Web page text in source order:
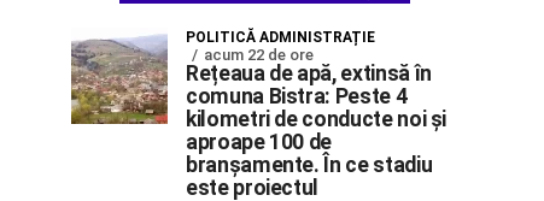
POLITICĂ ADMINISTRAȚIE
acum 22 de ore
Rețeaua de apă, extinsă în
comuna Bistra: Peste 4
kilometri de conducte noi și
aproape 100 de
branșamente. În ce stadiu
este proiectul